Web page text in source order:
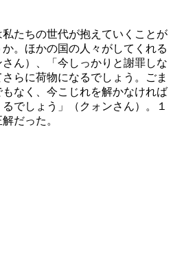
私たちの世代が抱えていくことが
。ほかの国の人々がしてくれる
ん）、「今しっかりと謝罪しな
らに荷物になるでしょう。ごま
なく、今こじれを解かなければ
でしょう」（クォンさん）。１
だった。